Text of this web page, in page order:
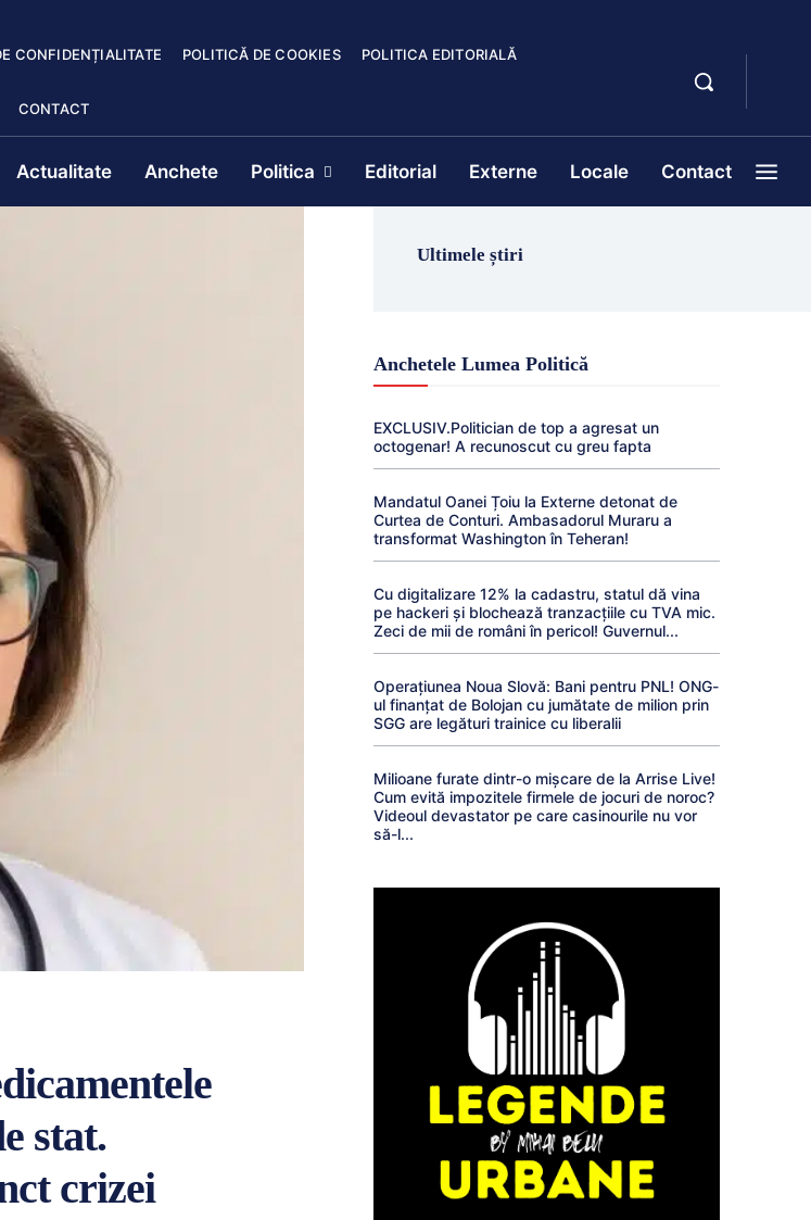
CONFIDENȚIALITATE POLITICĂ DE COOKIES POLITICA EDITORIALĂ
CONTACT
Actualitate Anchete Politica Editorial Externe Locale Contact
stat.
crizei
Ultimele știri
Anchetele Lumea Politică
EXCLUSIV.Politician de top a agresat un
octogenar! A recunoscut cu greu fapta
Mandatul Oanei Țoiu la Externe detonat de
Curtea de Conturi. Ambasadorul Muraru a
transformat Washington în Teheran!
Cu digitalizare 12% la cadastru, statul dă vina
pe hackeri și blochează tranzacțiile cu TVA mic.
Zeci de mii de români în pericol! Guvernul...
Operațiunea Noua Slovă: Bani pentru PNL! ONG-
ul finanțat de Bolojan cu jumătate de milion prin
SGG are legături trainice cu liberalii
Milioane furate dintr-o mișcare de la Arrise Live!
Cum evită impozitele firmele de jocuri de noroc?
Videoul devastator pe care casinourile nu vor
să-l...